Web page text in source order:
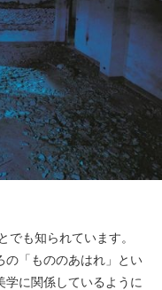
も知られています。
の「もののあはれ」とい
学に関係しているように